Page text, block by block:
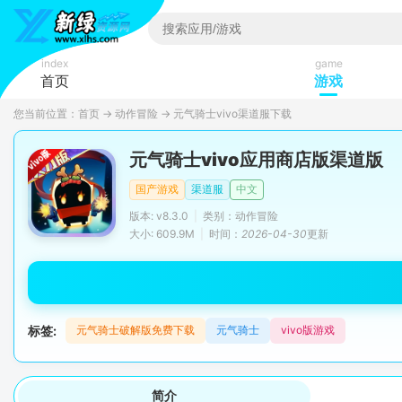
index
首页
game
游戏
您当前位置： 首页 → 动作冒险 → 元气骑士vivo渠道服下载
元气骑士vivo应用商店版渠道版
国产游戏 渠道服
中文
版本: v8.3.0
类别：动作冒险
大小: 609.9M
时间： 2026-04-30更新
标签: 元气骑士破解版免费下载 元气骑士 vivo版游戏
简介